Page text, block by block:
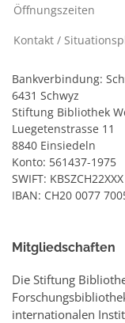
Öffnungszeiten
Kontakt /
Bankverbindung:
6431 Schwyz
Stiftung Bibliothek
Luegetenstrasse 11
8840 Einsiedeln
Konto: 561437-1975
SWIFT: KBSZCH22XXX
IBAN: CH20 0077
Mitgliedschaften
Die Stiftung
internationalen